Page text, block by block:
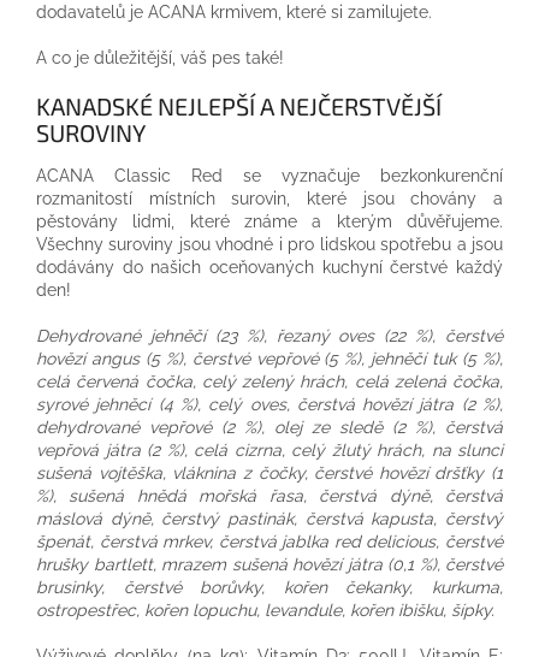
dodavatelů je ACANA krmivem, které si zamilujete.
A co je důležitější, váš pes také!
KANADSKÉ NEJLEPŠÍ A NEJČERSTVĚJŠÍ
SUROVINY
ACANA Classic Red se vyznačuje bezkonkurenční
rozmanitostí místních surovin, které jsou chovány a
pěstovány lidmi, které známe a kterým důvěřujeme.
Všechny suroviny jsou vhodné i pro lidskou spotřebu a jsou
dodávány do našich oceňovaných kuchyní čerstvé každý
den!
Dehydrované jehněčí (23 %), řezaný oves (22 %), čerstvé
hovězí angus (5 %), čerstvé vepřové (5 %), jehněčí tuk (5 %),
celá červená čočka, celý zelený hrách, celá zelená čočka,
syrové jehněcí (4 %), celý oves, čerstvá hovězí játra (2 %),
dehydrované vepřové (2 %), olej ze sledě (2 %), čerstvá
vepřová játra (2 %), celá cizrna, celý žlutý hrách, na slunci
sušená vojtěška, vláknina z čočky, čerstvé hovězí dršťky (1
%), sušená hnědá mořská řasa, čerstvá dýně, čerstvá
máslová dýně, čerstvý pastinák, čerstvá kapusta, čerstvý
špenát, čerstvá mrkev, čerstvá jablka red delicious, čerstvé
hrušky bartlett, mrazem sušená hovězí játra (0,1 %), čerstvé
brusinky, čerstvé borůvky, kořen čekanky, kurkuma,
ostropestřec, kořen lopuchu, levandule, kořen ibišku, šípky.